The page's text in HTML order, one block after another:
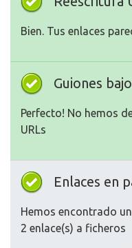
Bien. Tus enlaces
Guiones
Perfecto! No hemos
URLs
Enlaces en
Hemos encontrado
2 enlace(s) a ficheros